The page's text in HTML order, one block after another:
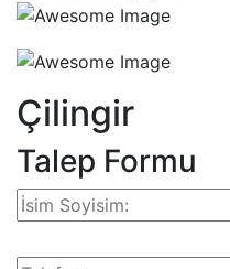
Çilingir
Talep Formu